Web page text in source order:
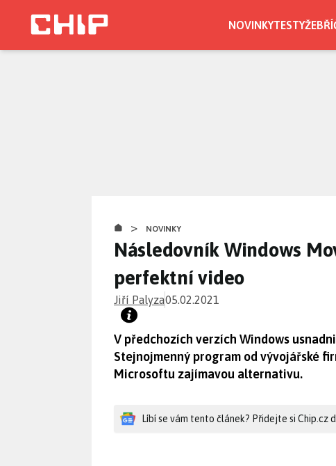
NOVINKYTESTY
> NOVINKY
Následovník Windows
perfektní video
Jiří Palyza05.02.2021
V předchozích verzích Windows
Stejnojmenný program od vývojářské
Microsoftu zajímavou alternativu.
Líbí se vám tento článek? Přidejte si Chip.cz